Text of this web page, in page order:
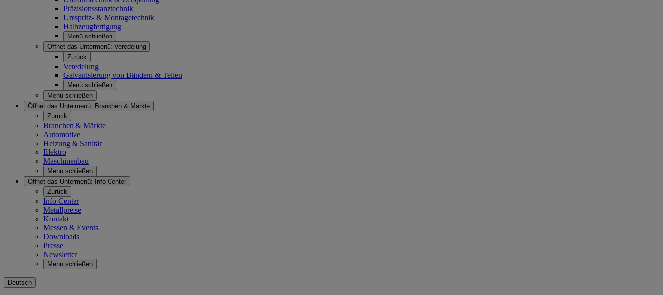
Präzisionsstanztechnik
Umspritz- & Montagetechnik
Halbzeugfertigung
Menü schließen
Öffnet das Untermenü: Veredelung
Zurück
Veredelung
Galvanisierung von Bändern & Teilen
Menü schließen
Menü schließen
Öffnet das Untermenü: Branchen & Märkte
Zurück
Branchen & Märkte
Automotive
Heizung & Sanitär
Elektro
Maschinenbau
Menü schließen
Öffnet das Untermenü:
Info Center
Zurück
Info Center
Metallpreise
Kontakt
Messen & Events
Downloads
Presse
Newsletter
Menü schließen
Deutsch